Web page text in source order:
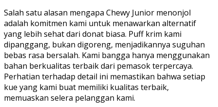
Salah satu alasan mengapa Chewy Junior menonjol
adalah komitmen kami untuk menawarkan alternatif
yang lebih sehat dari donat biasa. Puff krim kami
dipanggang, bukan digoreng, menjadikannya suguhan
bebas rasa bersalah. Kami bangga hanya menggunakan
bahan berkualitas terbaik dari pemasok terpercaya.
Perhatian terhadap detail ini memastikan bahwa setiap
kue yang kami buat memiliki kualitas terbaik,
memuaskan selera pelanggan kami.